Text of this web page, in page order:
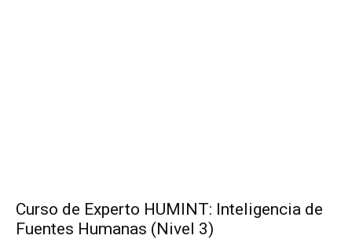
Curso de Experto HUMINT: Inteligencia de
Fuentes Humanas (Nivel 3)